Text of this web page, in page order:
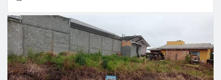
Anterior